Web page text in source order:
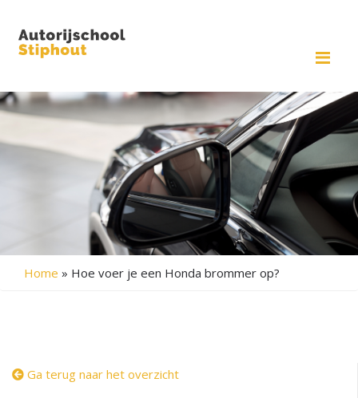
Home » Hoe voer je een Honda brommer op?
Ga terug naar het overzicht